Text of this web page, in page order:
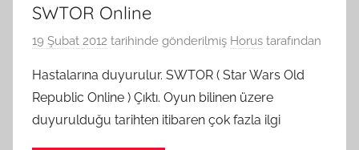
SWTOR Online
19 Şubat 2012 tarihinde gönderilmiş Horus tarafından
Hastalarına duyurulur. SWTOR ( Star Wars Old
Republic Online ) Çıktı. Oyun bilinen üzere
duyurulduğu tarihten itibaren çok fazla ilgi